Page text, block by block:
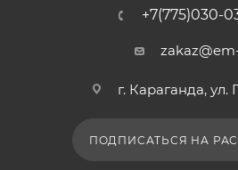
+7(775)030-
г. Караганда, ул.
ПОДПИСАТЬСЯ НА